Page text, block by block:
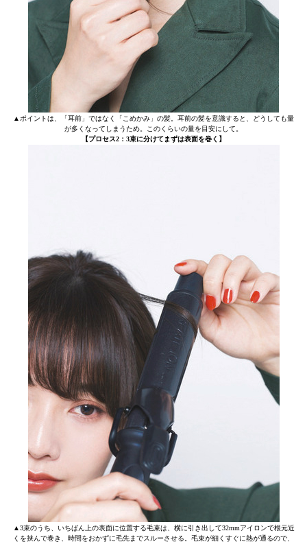
▲ポイントは、「耳前」ではなく「こめかみ」の髪。耳前の髪を意識すると、どうしても量
が多くなってしまうため。このくらいの量を目安にして。
【プロセス2：3束に分けてまずは表面を巻く】
▲3束のうち、いちばん上の表面に位置する毛束は、横に引き出して32mmアイロンで根元近
くを挟んで巻き、時間をおかずに毛先までスルーさせる。毛束が細くすぐに熱が通るので、